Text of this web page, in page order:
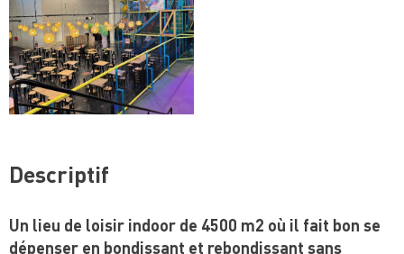
Descriptif
Un lieu de loisir indoor de 4500 m2 où il fait bon se
dépenser en bondissant et rebondissant sans